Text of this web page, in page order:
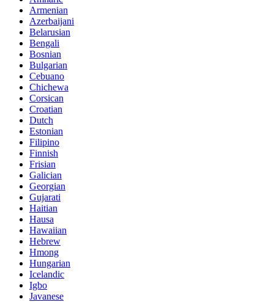
Armenian
Azerbaijani
Belarusian
Bengali
Bosnian
Bulgarian
Cebuano
Chichewa
Corsican
Croatian
Dutch
Estonian
Filipino
Finnish
Frisian
Galician
Georgian
Gujarati
Haitian
Hausa
Hawaiian
Hebrew
Hmong
Hungarian
Icelandic
Igbo
Javanese